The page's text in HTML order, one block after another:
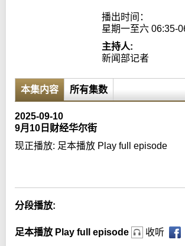
播出时间：
星期一至六 06:35-
主持人:
新闻部记者
本集内容 所有集数
2025-09-10
9月10日财经华尔街
现正播放: 足本播放 Play full episode
分段播放:
足本播放 Play full episode 收听